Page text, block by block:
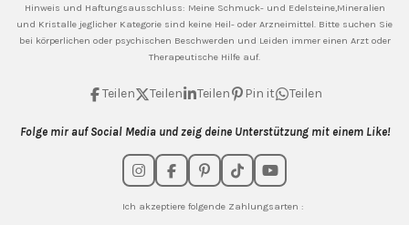
Hinweis und Haftungsausschluss: MeineSchmuck- und Edelsteine,Mineralien
und Kristalle jeglicher Kategorie sind keine Heil- oder Arzneimittel. Bitte suchen Sie
bei körperlichen oder psychischen Beschwerden und Leiden immer einen Arzt oder
Therapeutische Hilfe auf.
Teilen Teilen Teilen Pin it Teilen
Folge mir auf Social Media und zeig deine Unterstützung mit einem Like!
I
n
s
F
a
c
P
i
n
T
i
k
Y
o
u
Ich akzeptiere folgende Zahlungsarten :